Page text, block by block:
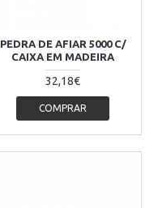
PEDRA DE AFIAR 5000 C/
CAIXA EM MADEIRA
32,18€
COMPRAR